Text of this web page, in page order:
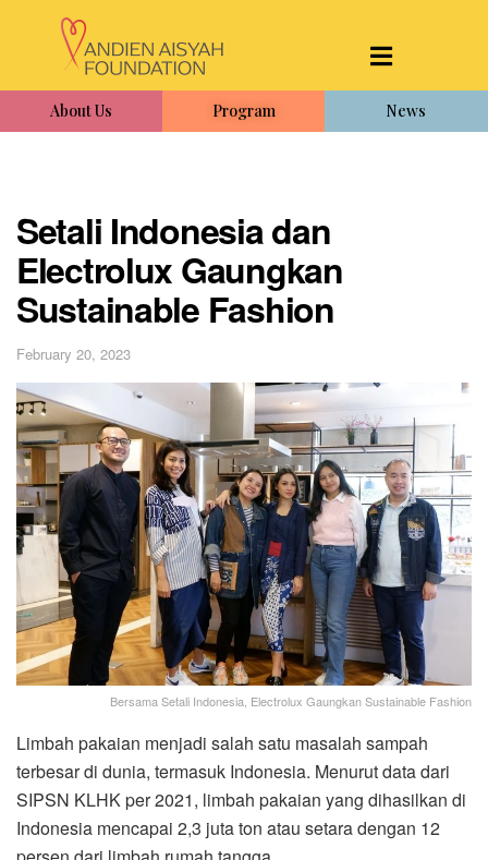
About Us Program News
Setali Indonesia dan
Electrolux Gaungkan
Sustainable Fashion
February 20, 2023
Bersama Setali Indonesia, Electrolux Gaungkan Sustainable Fashion
Limbah pakaian menjadi salah satu masalah sampah
terbesar di dunia, termasuk Indonesia. Menurut data dari
SIPSN KLHK per 2021, limbah pakaian yang dihasilkan di
Indonesia mencapai 2,3 juta ton atau setara dengan 12